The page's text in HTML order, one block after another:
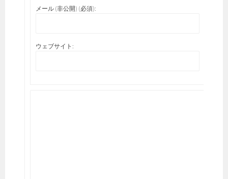
メール (非公開) (必須):
ウェブサイト: